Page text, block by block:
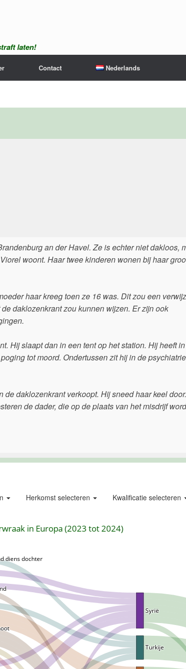
laten!
Contact Nederlands
an der Havel. Ze is echter niet dakloos,
woont. Haar twee kinderen wonen bij haar
haar kreeg toen ze 16 was. Dit zou een
daklozenkrant zou kunnen wijzen. Er zijn ook
Hij slaapt dan in een tent op het station. Hij heeft in
tot moord. Ondertussen zit hij in de
daklozenkrant verkoopt. Hij sneed haar keel door.
de dader, die op de plaats van het misdrijf